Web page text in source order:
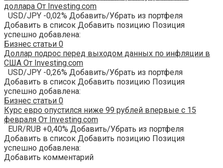
доллара От Investing.com
USD/JPY -0,02% Добавить/Убрать из портфеля
Добавить в список Добавить позицию Позиция
успешно добавлена:
Бизнес статьи 0
Доллар подрос перед выходом данных по инфляции в
США От Investing.com
USD/JPY -0,26% Добавить/Убрать из портфеля
Добавить в список Добавить позицию Позиция
успешно добавлена:
Бизнес статьи 0
Курс евро опустился ниже 99 рублей впервые с 15
февраля От Investing.com
EUR/RUB +0,40% Добавить/Убрать из портфеля
Добавить в список Добавить позицию Позиция
успешно добавлена:
Добавить комментарий